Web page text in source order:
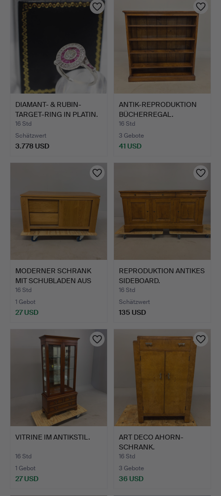
DIAMANT- & RUBIN-
TARGET-RING IN PLATIN.
16 Std
Schätzwert
3.778 USD
ANTIK-REPRODUKTION
BÜCHERREGAL.
16 Std
3 Gebote
41 USD
MODERNER SCHRANK
MIT SCHUBLADEN AUS
HELLEM…
16 Std
1 Gebot
27 USD
REPRODUKTION ANTIKES
SIDEBOARD.
16 Std
Schätzwert
135 USD
VITRINE IM ANTIKSTIL.
16 Std
1 Gebot
27 USD
ART DECO AHORN-
SCHRANK.
16 Std
3 Gebote
36 USD